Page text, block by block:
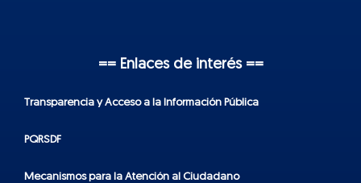
== Enlaces de interés ==
Transparencia y Acceso a la Información Pública
PQRSDF
Mecanismos para la Atención al Ciudadano